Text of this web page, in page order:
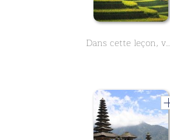
Dans cette leçon, vous apprendrez des informations générales sur Bali. L'île